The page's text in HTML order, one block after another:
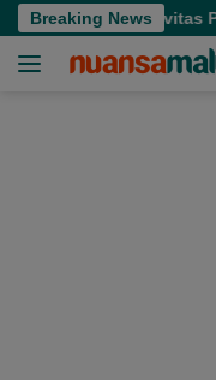
Langsung
ke
Breaking News
Aktivitas